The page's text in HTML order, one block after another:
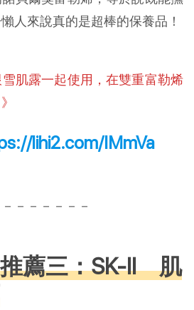
人來說真的是超棒的保養品！
雪肌露一起使用，在雙重富勒烯
lihi2.com/IMmVa
－－－－－－
薦三：SK-II 肌